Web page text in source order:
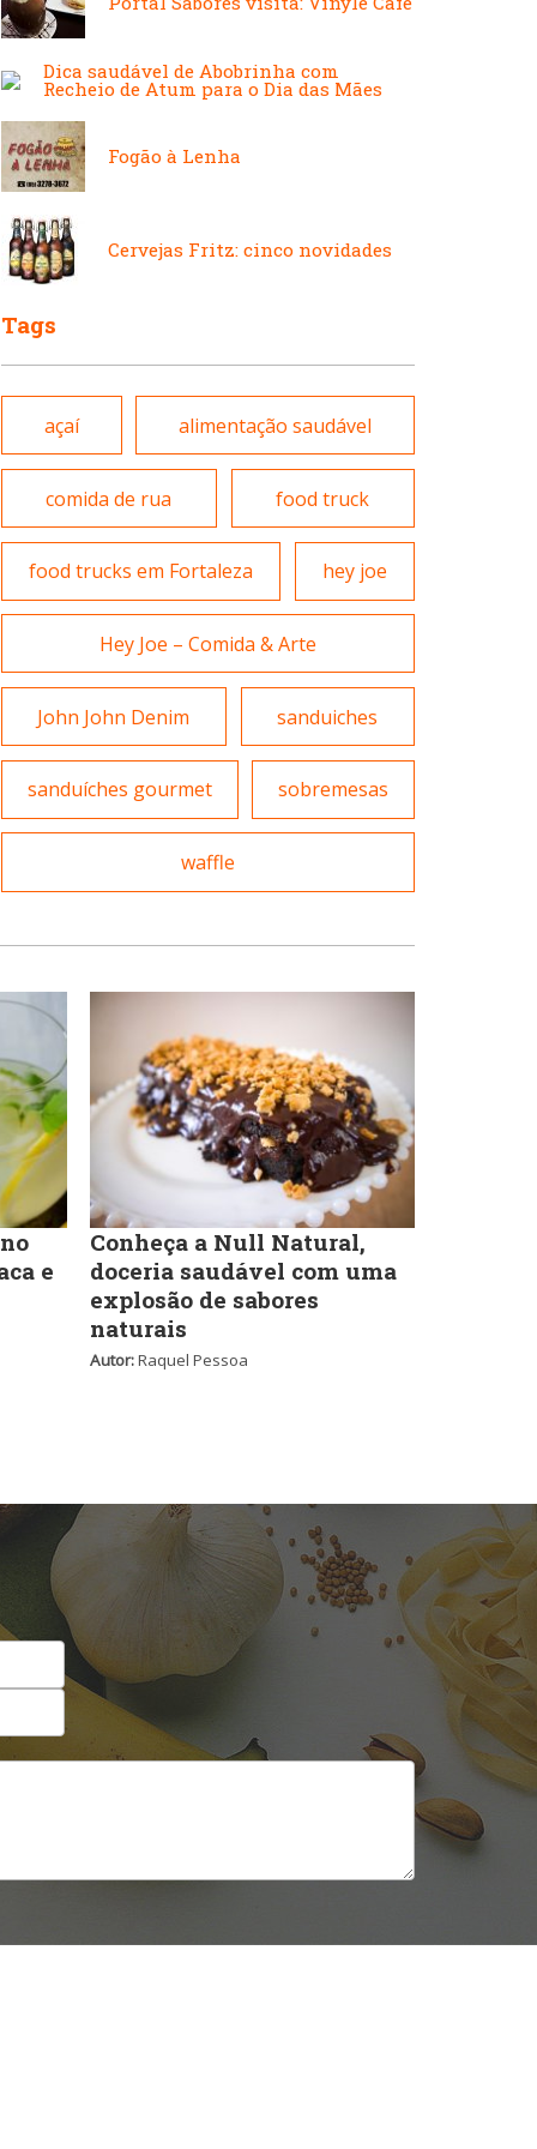
Sanduicherias
Internacional
Japonesa e Oriental
Lanchonetes
Massas
Padarias e Confeitarias
Peixes e Frutos do Mar
Pizzarias
Portuguesa
Self-service
Sobremesas e sorvetes
Japonesa e Oriental
Peixes e Frutos do Mar
Pizzarias
Portuguesa
Sobremesas e sorvetes
Variados
Dica saudável de Abobrinha com
Recheio de Atum para o Dia das Mães
Fogão à Lenha
Cervejas Fritz: cinco novidades
Tags
açaí alimentação saudável
comida de rua food truck
food trucks em Fortaleza hey joe
Hey Joe – Comida & Arte
John John Denim sanduiches
sanduíches gourmet sobremesas
waffle
e
Conheça a Null Natural,
doceria saudável com uma
explosão de sabores
naturais
Autor:Raquel Pessoa